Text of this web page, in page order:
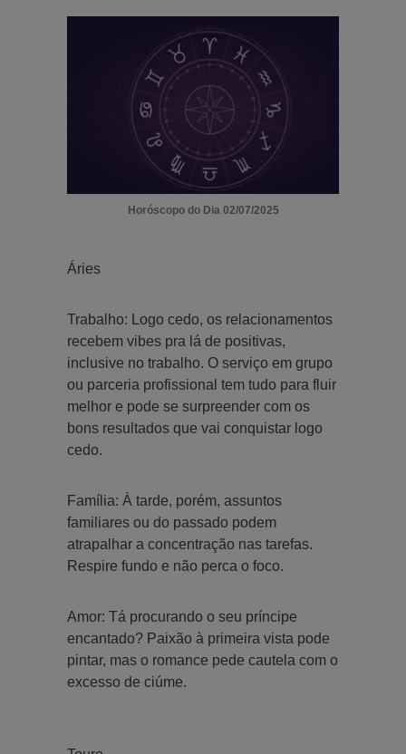
Horóscopo do Dia 02/07/2025
Áries
Trabalho: Logo cedo, os relacionamentos
recebem vibes pra lá de positivas,
inclusive no trabalho. O serviço em grupo
ou parceria profissional tem tudo para fluir
melhor e pode se surpreender com os
bons resultados que vai conquistar logo
cedo.
Família: À tarde, porém, assuntos
familiares ou do passado podem
atrapalhar a concentração nas tarefas.
Respire fundo e não perca o foco.
Amor: Tá procurando o seu príncipe
encantado? Paixão à primeira vista pode
pintar, mas o romance pede cautela com o
excesso de ciúme.